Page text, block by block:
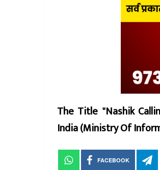
The Title "Nashik
India (Ministry Of
FACEBOOK